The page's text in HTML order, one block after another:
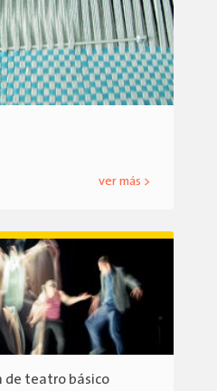
ver más >
de teatro básico